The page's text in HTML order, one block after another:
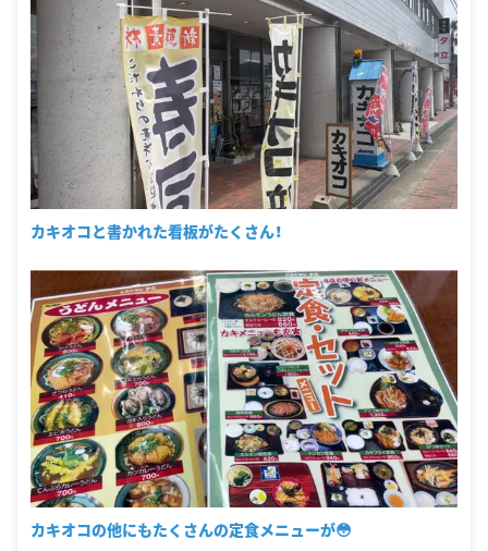
カキオコと書かれた看板がたくさん！
カキオコの他にもたくさんの定食メニューが😳